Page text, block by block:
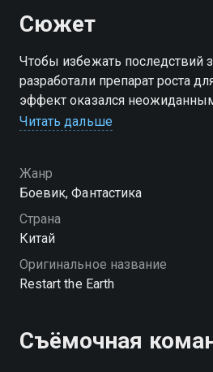
Сюжет
Чтобы избежать последствий
разработали препарат роста
эффект оказался
превратились в гигантских
Читать дальше
Жанр
Боевик, Фантастика
Страна
Китай
Оригинальное название
Restart the Earth
Съёмочная